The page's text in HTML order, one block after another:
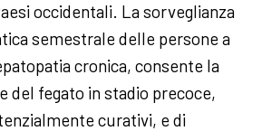
occidentali. La sorveglianza
semestrale delle persone a
cronica, consente la
del fegato in stadio precoce,
curativi, e di